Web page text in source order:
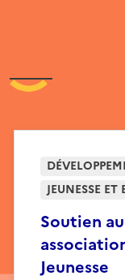
Soutien
Jeunesse
JEUNESSE